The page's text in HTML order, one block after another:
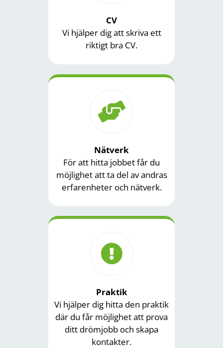
CV
Vi hjälper dig att skriva ett
riktigt bra CV.
Nätverk
För att hitta jobbet får du
möjlighet att ta del av andras
erfarenheter och nätverk.
Praktik
Vi hjälper dig hitta den praktik
där du får möjlighet att prova
ditt drömjobb och skapa
kontakter.